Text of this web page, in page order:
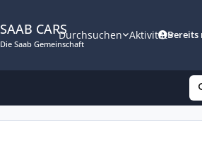
SAAB CARS
Die Saab Gemeinschaft
Durchsuchen AktivitätBereits